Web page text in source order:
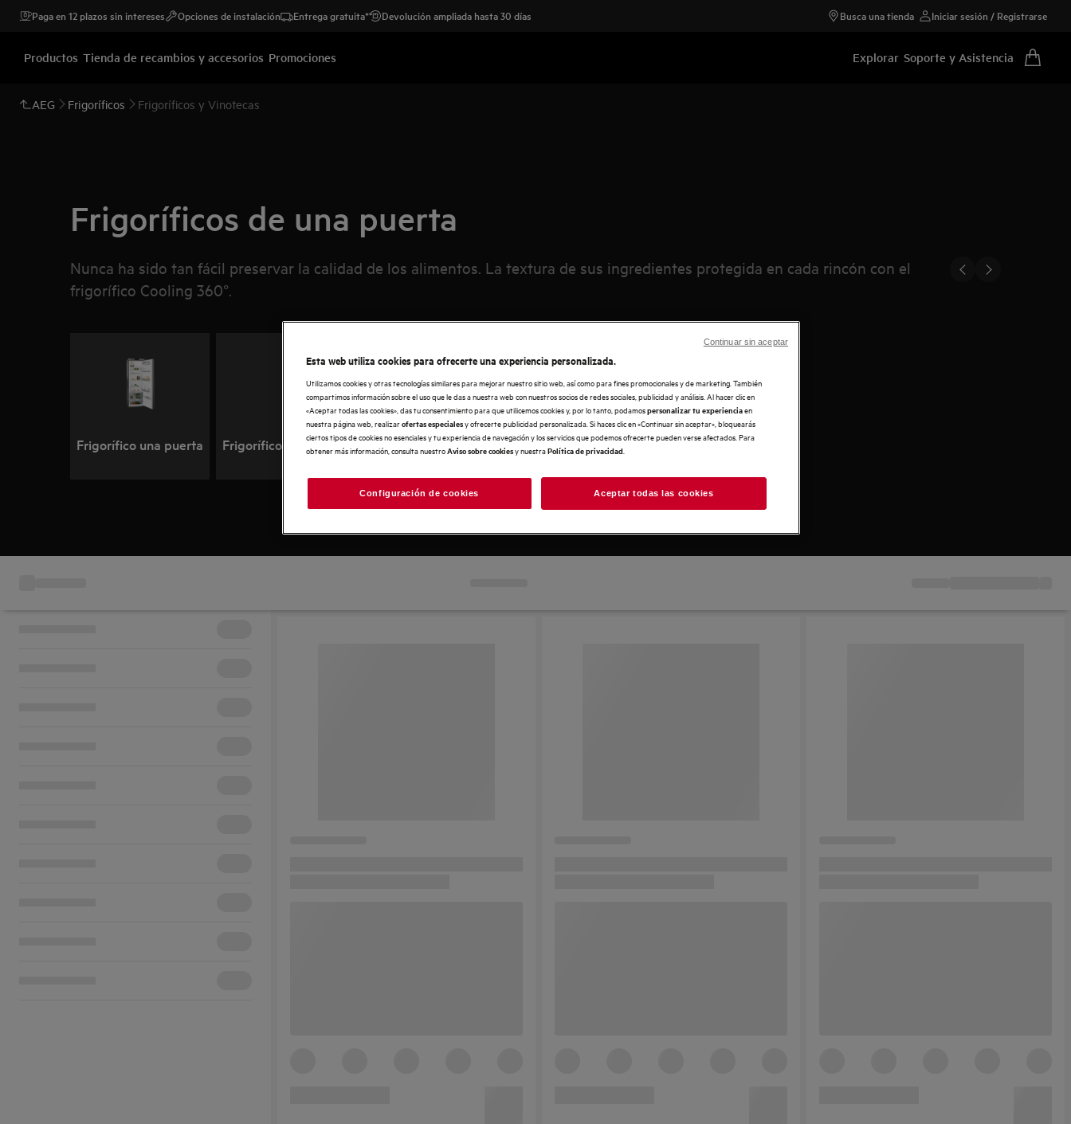
Paga en 12 plazos sin intereses Opciones de instalación Entrega gratuita* Devolución ampliada hasta 30 días Busca una tienda Iniciar sesión / Registrarse
Productos Tienda de recambios y accesorios Promociones Explorar Soporte y Asistencia
AEG Frigoríficos Frigoríficos y Vinotecas
Frigoríficos de una puerta
Nunca ha sido tan fácil preservar la calidad de los alimentos. La textura de sus ingredientes protegida en cada rincón con el
frigorífico Cooling 360°.
Frigorífico una puerta Frigorífico una puerta integrable Guía de compra
Esta web utiliza cookies para ofrecerte una experiencia personalizada.
Utilizamos cookies y otras tecnologías similares para mejorar nuestro sitio web, así como para fines promocionales y de marketing. También
compartimos información sobre el uso que le das a nuestra web con nuestros socios de redes sociales, publicidad y análisis. Al hacer clic en
«Aceptar todas las cookies», das tu consentimiento para que utilicemos cookies y, por lo tanto, podamospersonalizar tu experienciaen
nuestra página web, realizarofertas especialesy ofrecerte publicidad personalizada. Si haces clic en «Continuar sin aceptar», bloquearás
ciertos tipos de cookies no esenciales y tu experiencia de navegación y los servicios que podemos ofrecerte pueden verse afectados. Para
obtener más información, consulta nuestroAviso sobre cookiesy nuestraPolítica de privacidad
Configuración de cookies Aceptar todas las cookies
Continuar sin aceptar